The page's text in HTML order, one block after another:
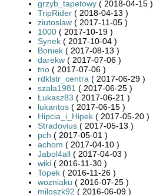
grzyb_tapetowy ( 2018-04-15 )
TripRider ( 2018-04-13 )
ziutoslaw ( 2017-11-05 )
1000 ( 2017-10-19 )
Synek ( 2017-10-04 )
Boniek ( 2017-08-13 )
darekw ( 2017-07-06 )
tno ( 2017-07-06 )
rdklstr_centra ( 2017-06-29 )
szala1981 ( 2017-06-25 )
Łukasz83 ( 2017-06-21 )
lukantos ( 2017-06-15 )
Hipcia_i_Hipek ( 2017-05-20 )
Stradovius ( 2017-05-13 )
pch ( 2017-05-01 )
achom ( 2017-04-10 )
Jabol4all ( 2017-04-03 )
wiki ( 2016-11-30 )
Topek ( 2016-11-26 )
wozniaku ( 2016-07-25 )
miloszk92 ( 2016-06-09 )